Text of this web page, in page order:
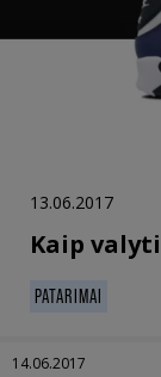
13.06.2017
Kaip
PATARIMAI
14.06.2017